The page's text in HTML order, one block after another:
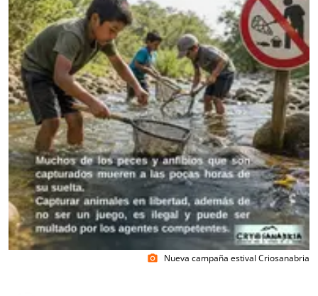
photo_camera Nueva campaña estival Criosanabria